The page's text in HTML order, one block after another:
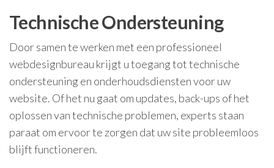
Technische Ondersteuning
Door samen te werken met een professioneel
webdesignbureau krijgt u toegang tot technische
ondersteuning en onderhoudsdiensten voor uw
website. Of het nu gaat om updates, back-ups of het
oplossen van technische problemen, experts staan
paraat om ervoor te zorgen dat uw site probleemloos
blijft functioneren.